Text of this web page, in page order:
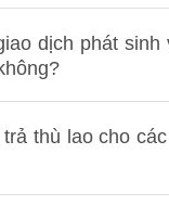
dịch phát sinh
thù lao cho